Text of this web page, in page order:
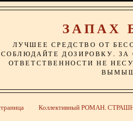
ЗАПАХ
ЛУЧШЕЕ СРЕДСТВО ОТ
СОБЛЮДАЙТЕ ДОЗИРОВКУ.
ОТВЕТСТВЕННОСТИ НЕ
Коллективный РОМАН.